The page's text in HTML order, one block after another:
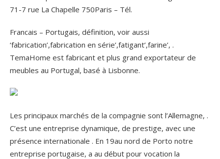
71-7 rue La Chapelle 750Paris – Tél.
Francais – Portugais, définition, voir aussi
‘fabrication’,fabrication en série’,fatigant’,farine’, .
TemaHome est fabricant et plus grand exportateur de
meubles au Portugal, basé à Lisbonne.
Les principaux marchés de la compagnie sont l’Allemagne, .
C’est une entreprise dynamique, de prestige, avec une
présence internationale . En 19au nord de Porto notre
entreprise portugaise, a au début pour vocation la